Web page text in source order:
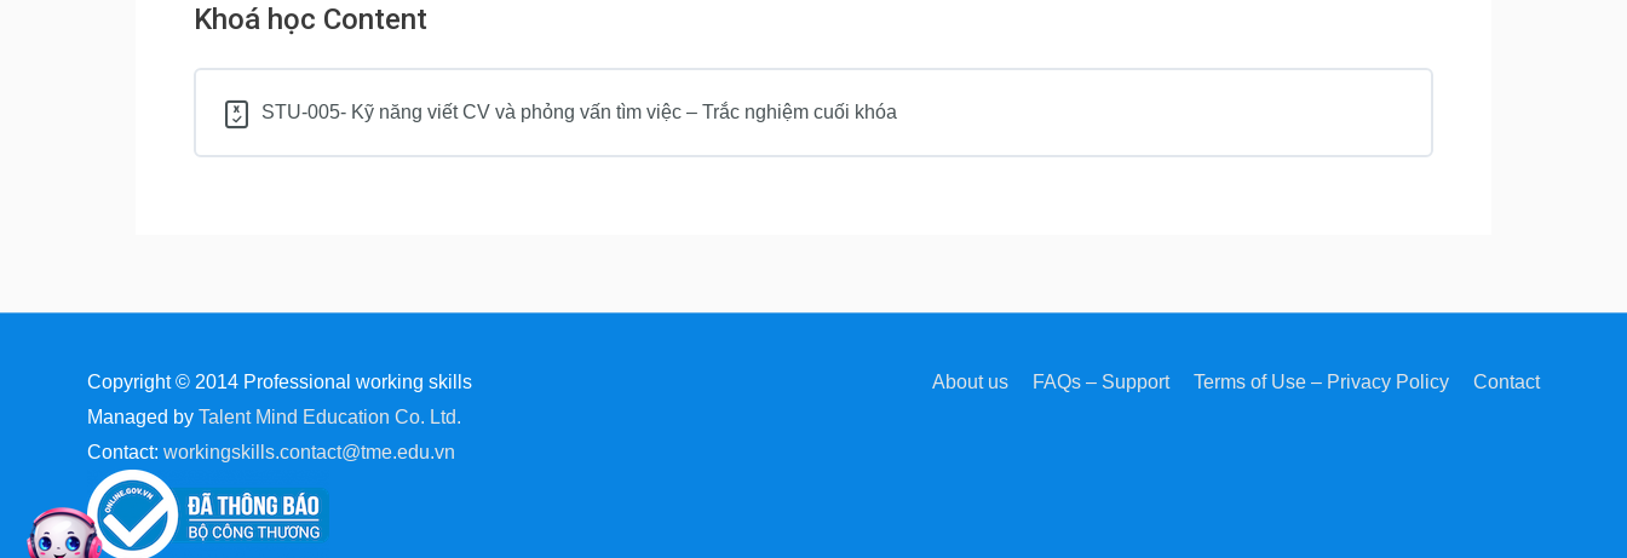
Khoá học Content
STU-005- Kỹ năng viết CV và phỏng vấn tìm việc – Trắc nghiệm cuối khóa
Copyright © 2014 Professional working skills
Managed by Talent Mind Education Co. Ltd.
Contact: workingskills.contact@tme.edu.vn
About us FAQs – Support Terms of Use – Privacy Policy Contact